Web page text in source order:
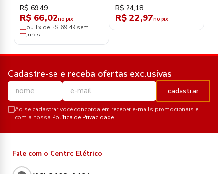
R$ 69,49
R$ 66,02no pix
ou 1x de R$ 69,49 sem
juros
R$ 24,18
R$ 22,97no pix
Cadastre-se e receba ofertas exclusivas
cadastrar
Ao se cadastrar você concorda em receber e-mails promocionais e
com a nossa Política de Privacidade
Fale com o Centro Elétrico